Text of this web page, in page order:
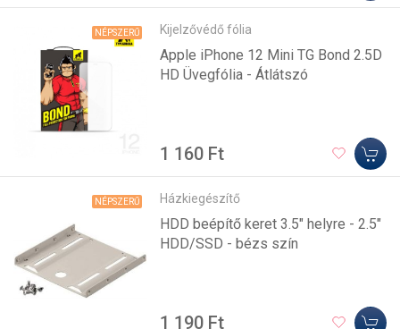
NÉPSZERŰ Kijelzővédő fólia
Apple iPhone 12 Mini TG Bond 2.5D
HD Üvegfólia - Átlátszó
1 160 Ft
NÉPSZERŰ Házkiegészítő
HDD beépítő keret 3.5" helyre - 2.5"
HDD/SSD - bézs szín
1 190 Ft